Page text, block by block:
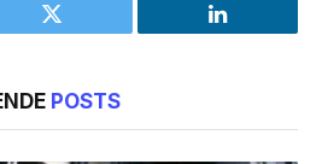
Twitter LinkedIn
POSTS